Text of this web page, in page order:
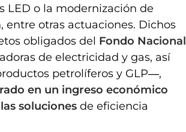
o la modernización de
otras actuaciones. Dichos
obligados del Fondo Nacional
de electricidad y gas, así
petrolíferos y GLP―,
en un ingreso económico
soluciones de eficiencia